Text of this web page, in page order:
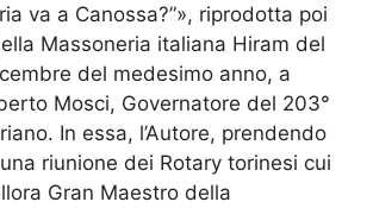
va a Canossa?”», riprodotta poi
Massoneria italiana Hiram del
del medesimo anno, a
Mosci, Governatore del 203°
In essa, l’Autore, prendendo
riunione dei Rotary torinesi cui
Gran Maestro della